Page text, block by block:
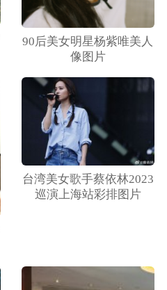
90后美女明星杨紫唯美人
像图片
台湾美女歌手蔡依林2023
巡演上海站彩排图片